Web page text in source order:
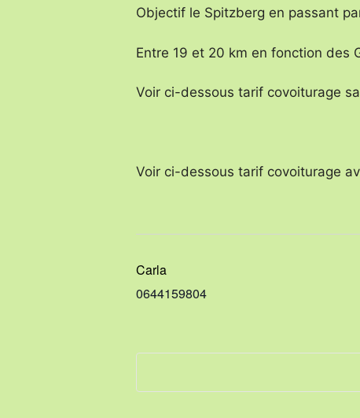
Objectif le Spitzberg en passant
Entre 19 et 20 km en fonction des
Voir ci-dessous tarif covoiturage
Voir ci-dessous tarif covoiturage
Carla
0644159804